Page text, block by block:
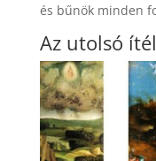
és bűnök minden
Az utolsó